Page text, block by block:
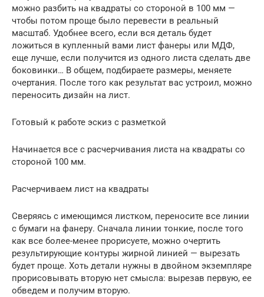
можно разбить на квадраты со стороной в 100 мм —
чтобы потом проще было перевести в реальный
масштаб. Удобнее всего, если вся деталь будет
ложиться в купленный вами лист фанеры или МДФ,
еще лучше, если получится из одного листа сделать две
боковинки… В общем, подбираете размеры, меняете
очертания. После того как результат вас устроил, можно
переносить дизайн на лист.
Готовый к работе эскиз с разметкой
Начинается все с расчерчивания листа на квадраты со
стороной 100 мм.
Расчерчиваем лист на квадраты
Сверяясь с имеющимся листком, переносите все линии
с бумаги на фанеру. Сначала линии тонкие, после того
как все более-менее прорисуете, можно очертить
результирующие контуры жирной линией — вырезать
будет проще. Хоть детали нужны в двойном экземпляре
прорисовывать вторую нет смысла: вырезав первую, ее
обведем и получим вторую.